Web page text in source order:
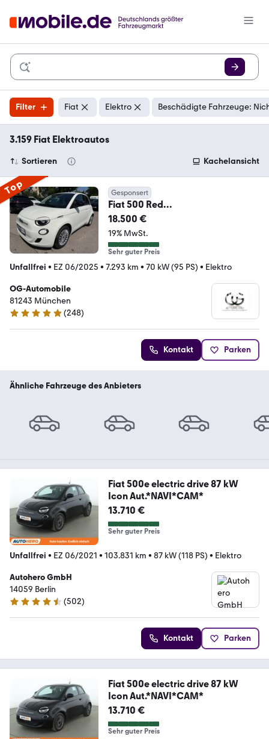
Filter Fiat Elektro Beschädigte Fahrzeuge:
3.159 Fiat Elektroautos
Sortieren Kachelansicht
Top Gesponsert
Fiat 500 Red
70KW~Kam~Ambien~Komfortpak
~Spur~Totwink~
18.500 €
19% MwSt.
Sehr guter Preis
Unfallfrei • EZ 06/2025 • 7.293 km • 70 kW (95 PS) • Elektro
OG-Automobile
81243 München
4.8 Sterne
(248)
Kontakt Parken
Ähnliche Fahrzeuge des Anbieters
Fiat 500e electric drive 87 kW
Icon Aut.*NAVI*CAM*
13.710 €
Sehr guter Preis
Unfallfrei • EZ 06/2021 • 103.831 km • 87 kW (118 PS) • Elektro
Autohero GmbH
14059 Berlin
4.5 Sterne
(502)
Kontakt Parken
Fiat 500e electric drive 87 kW
Icon Aut.*NAVI*CAM*
13.710 €
Sehr guter Preis